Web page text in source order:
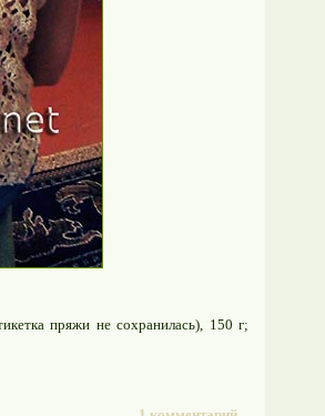
пряжи не сохранилась), 150 г;